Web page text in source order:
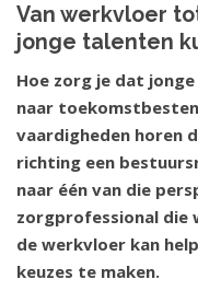
Van werkvloer
jonge talenten
Hoe zorg je dat
naar
vaardigheden horen
richting een
naar één van die
zorgprofessional die
de werkvloer kan
keuzes te maken.